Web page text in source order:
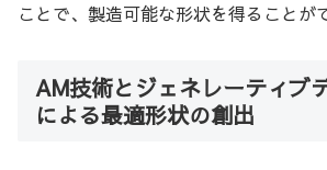
ことで、製造可能な形状を得ることが
AM技術とジェネレーティブ
による最適形状の創出